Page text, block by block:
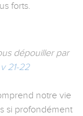
forts.
dépouiller par
21-22
notre vie
si profondément